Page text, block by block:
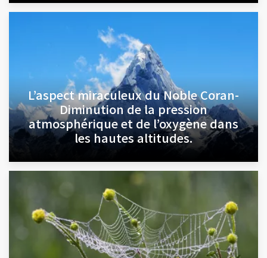
L’aspect miraculeux du Noble Coran-
Diminution de la pression
atmosphérique et de l’oxygène dans
les hautes altitudes.